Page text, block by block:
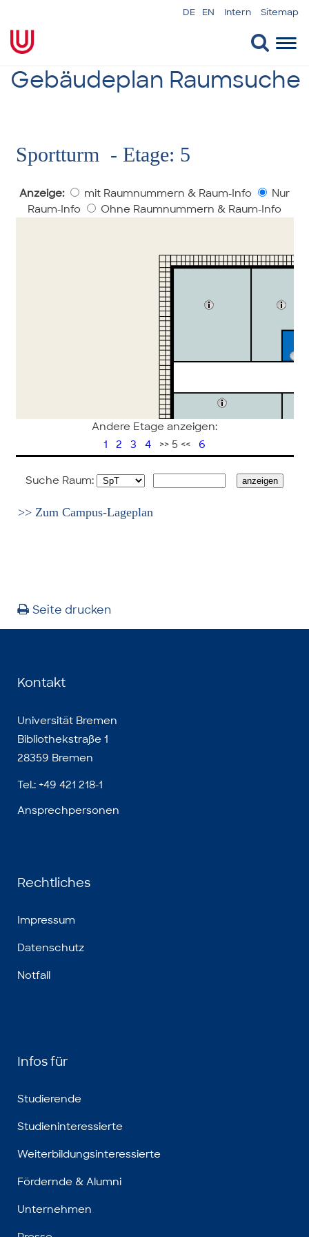
DE EN Intern Sitemap
Gebäudeplan Raumsuche
Sportturm - Etage: 5
Anzeige: mit Raumnummern & Raum-Info
Nur
Raum-Info
Ohne Raumnummern & Raum-Info
Andere Etage anzeigen:
1
2 3 4 >> 5 << 6
Suche Raum:
>> Zum Campus-Lageplan
Seite drucken
Kontakt
Universität Bremen
Bibliothekstraße 1
28359 Bremen
Tel.: +49 421 218-1
Ansprechpersonen
Rechtliches
Impressum
Datenschutz
Notfall
Infos für
Studierende
Studieninteressierte
Weiterbildungsinteressierte
Fördernde & Alumni
Unternehmen